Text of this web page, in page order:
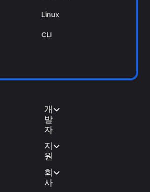
Linux
CLI
개
발
자
지
원
회
사